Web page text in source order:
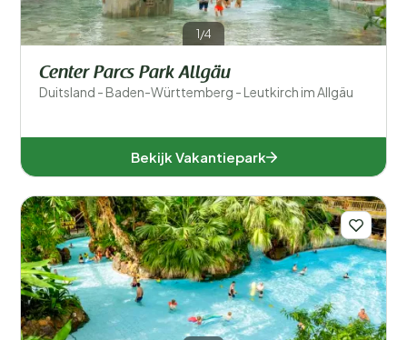
Provincies
Baden-Württemberg (1)
Nedersaksen (4)
1/4
Center Parcs Park Allgäu
Duitsland - Baden-Württemberg - Leutkirch im Allgäu
Bekijk Vakantiepark